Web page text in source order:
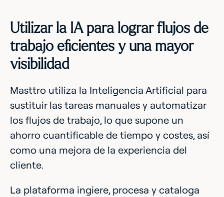
Utilizar la IA para lograr flujos de
trabajo eficientes y una mayor
visibilidad
Masttro utiliza la Inteligencia Artificial para
sustituir las tareas manuales y automatizar
los flujos de trabajo, lo que supone un
ahorro cuantificable de tiempo y costes, así
como una mejora de la experiencia del
cliente.
La plataforma ingiere, procesa y cataloga